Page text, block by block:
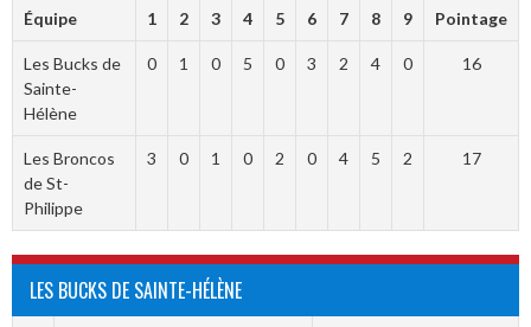
Équipe 1 2 3 4 5 6 7 8 9 Pointage
Les Bucks de
Sainte-
Hélène
0 1 0 5 0 3 2 4 0 16
Les Broncos
de St-
Philippe
3 0 1 0 2 0 4 5 2 17
LES BUCKS DE SAINTE-HÉLÈNE